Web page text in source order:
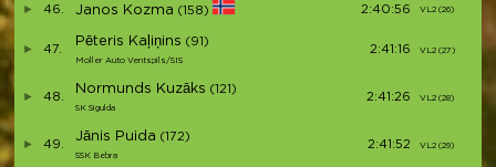
46. Janos Kozma (158) 2:40:56 VL2 (26)
47.
Pēteris Kaļiņins (91)
Moller Auto Ventspils/SIS
2:41:16 VL2 (27)
48.
Normunds Kuzāks (121)
SK Sigulda
2:41:26 VL2 (28)
49.
Jānis Puida (172)
SSK Bebra
2:41:52 VL2 (29)